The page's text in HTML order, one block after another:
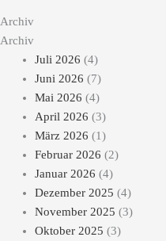
Archiv
Archiv
Juli 2026 (4)
Juni 2026 (7)
Mai 2026 (4)
April 2026 (3)
März 2026 (1)
Februar 2026 (2)
Januar 2026 (4)
Dezember 2025 (4)
November 2025 (3)
Oktober 2025 (3)